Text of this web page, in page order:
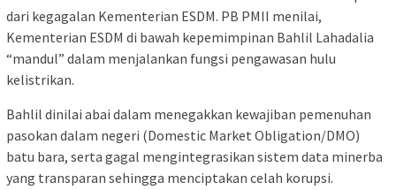
dari kegagalan Kementerian ESDM. PB PMII menilai,
Kementerian ESDM di bawah kepemimpinan Bahlil Lahadalia
“mandul” dalam menjalankan fungsi pengawasan hulu
kelistrikan.
‎Bahlil dinilai abai dalam menegakkan kewajiban pemenuhan
pasokan dalam negeri (Domestic Market Obligation/DMO)
batu bara, serta gagal mengintegrasikan sistem data minerba
yang transparan sehingga menciptakan celah korupsi.